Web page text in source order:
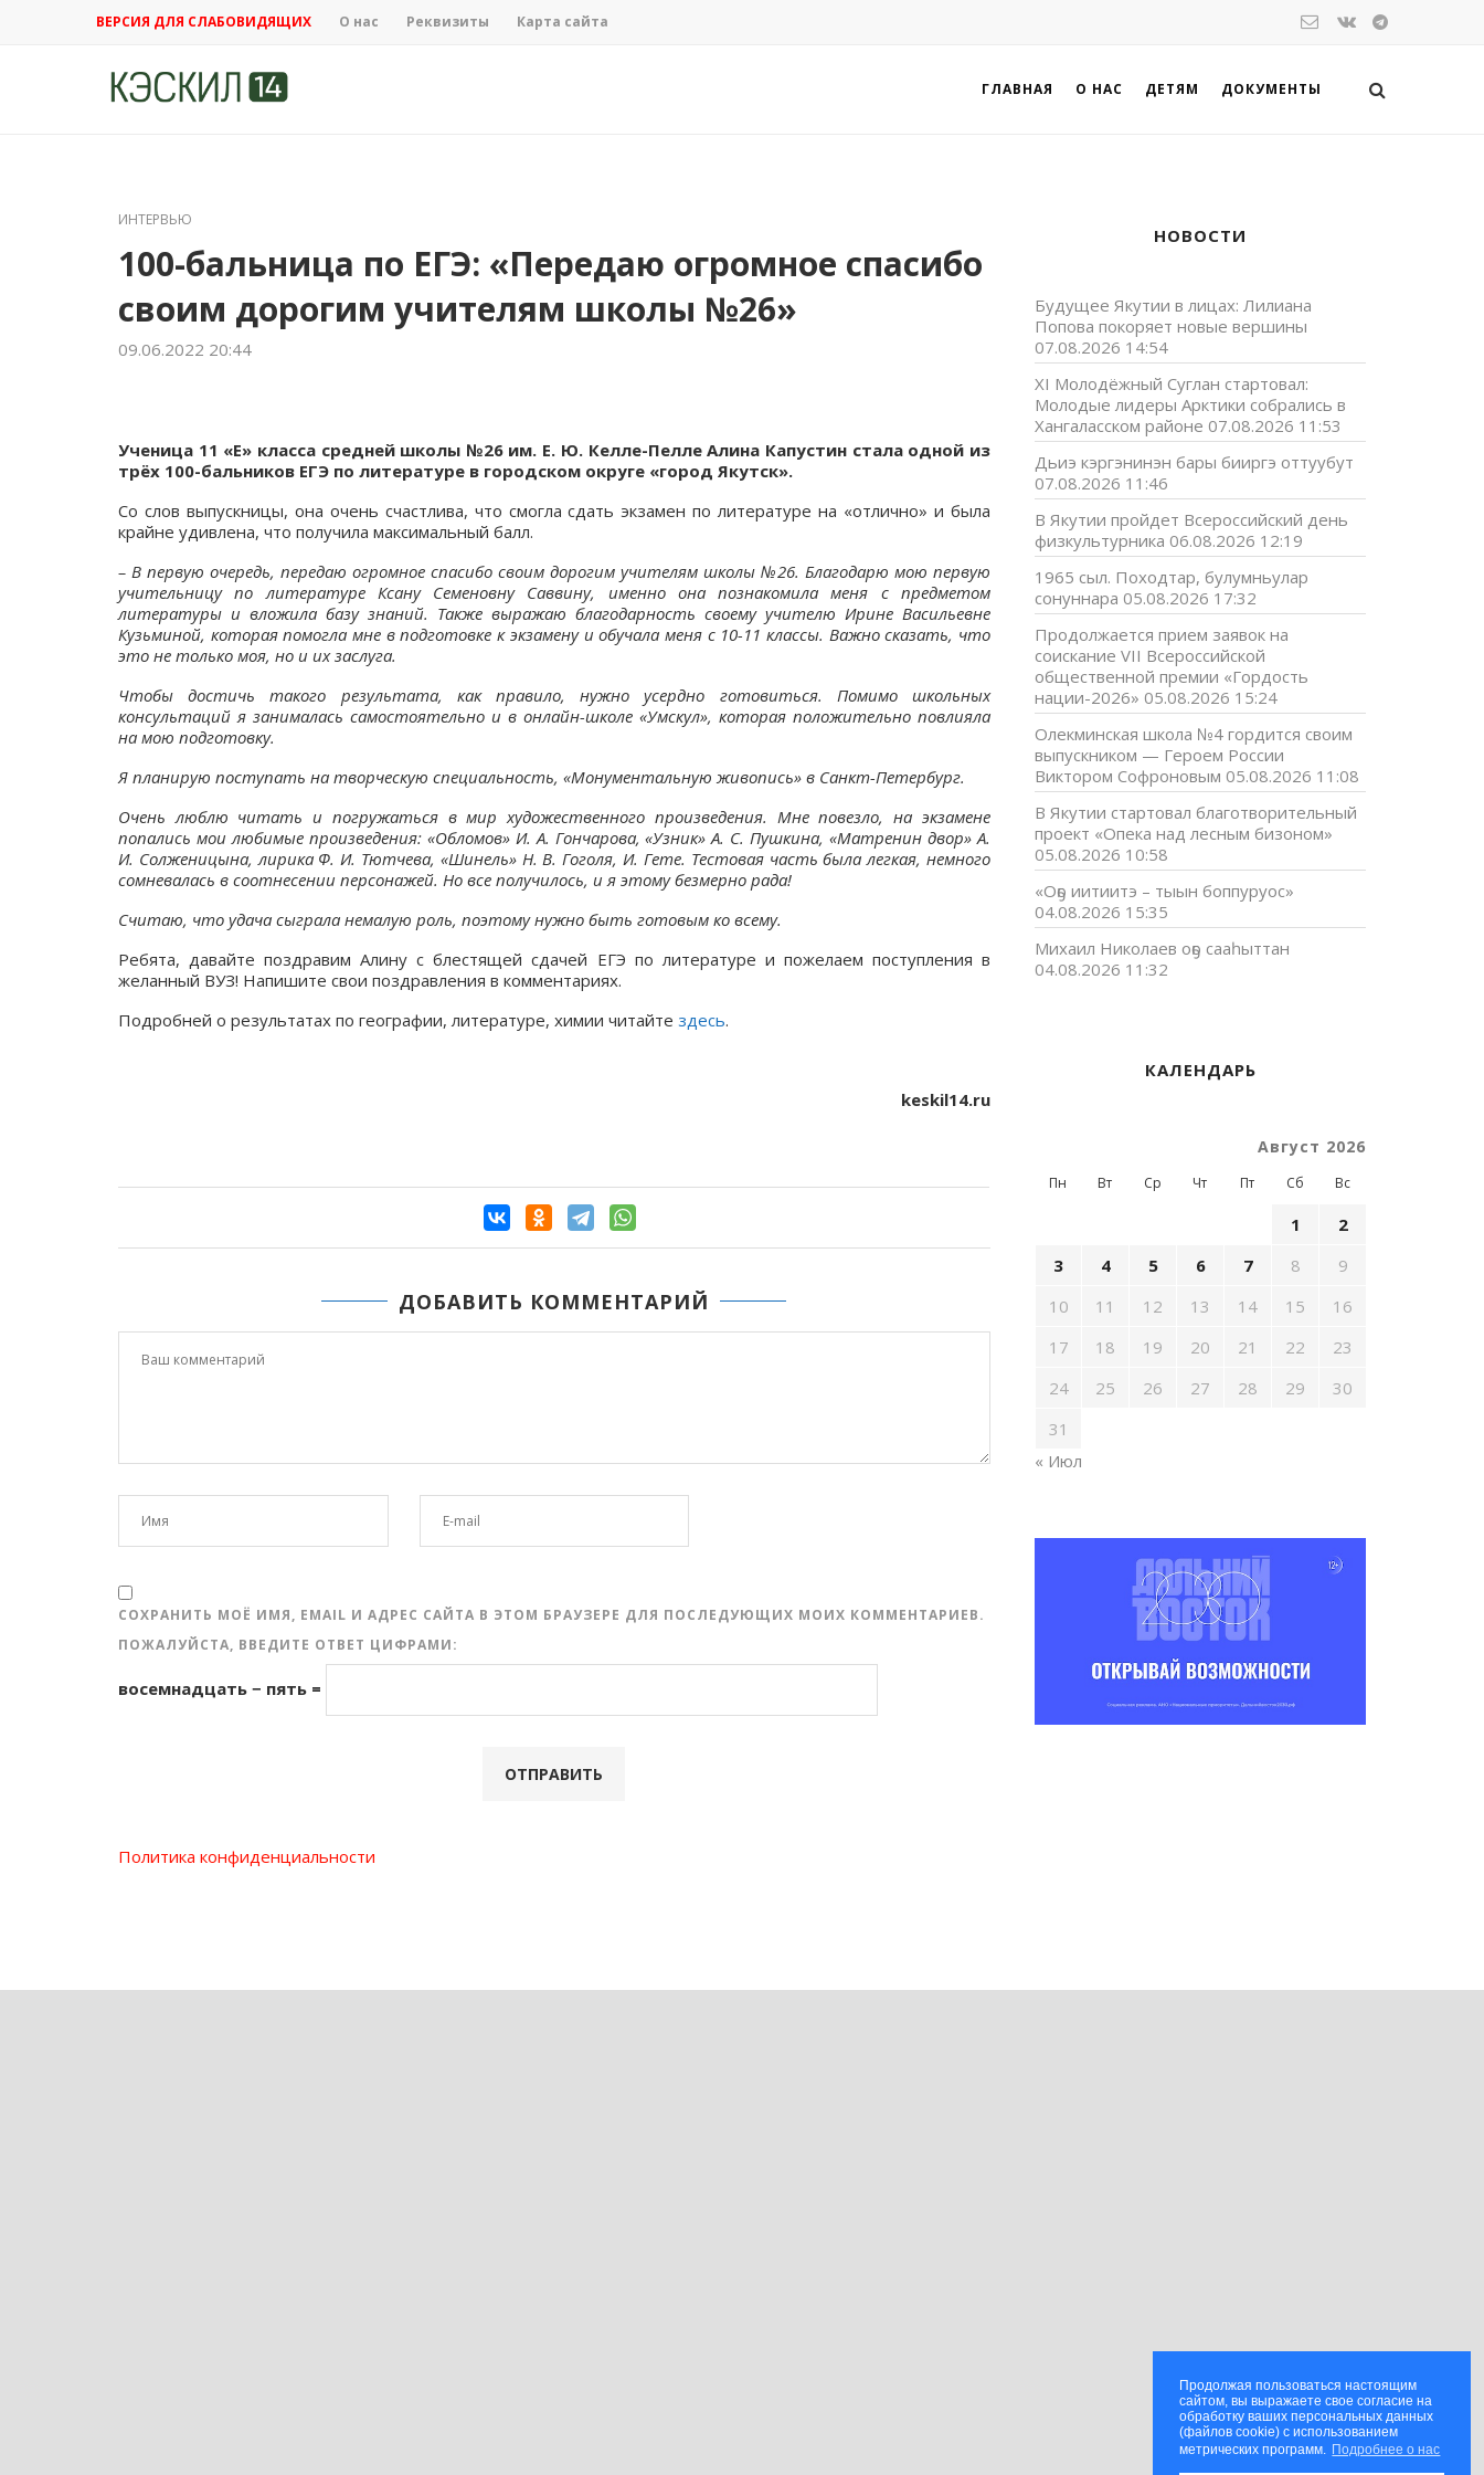
Продолжая пользоваться настоящим
сайтом, вы выражаете свое согласие на
обработку ваших персональных данных
(файлов cookie) с использованием
метрических программ. Подробнее о нас
ВЕРСИЯ ДЛЯ СЛАБОВИДЯЩИХ О нас Реквизиты Карта сайта
ГЛАВНАЯ О НАС ДЕТЯМ ДОКУМЕНТЫ
ИНТЕРВЬЮ
100-бальница по ЕГЭ: «Передаю огромное спасибо
своим дорогим учителям школы №26»
09.06.2022 20:44
Ученица 11 «Е» класса средней школы №26 им. Е. Ю. Келле-Пелле Алина Капустин стала одной из
трёх 100-бальников ЕГЭ по литературе в городском округе «город Якутск».
Со слов выпускницы, она очень счастлива, что смогла сдать экзамен по литературе на «отлично» и была
крайне удивлена, что получила максимальный балл.
– В первую очередь, передаю огромное спасибо своим дорогим учителям школы №26. Благодарю мою первую
учительницупо литературе Ксану Семеновну Саввину, именно она познакомила меня с предметом
литературы и вложила базу знаний. Также выражаю благодарность своему учителю Ирине Васильевне
Кузьминой, котораяпомогла мне вподготовкек экзамену и обучала меня с 10-11 классы. Важно сказать, что
это не только моя, но и их заслуга.
Чтобы достичь такого результата, как правило, нужно усердно готовиться. Помимо школьных
консультаций я занималась самостоятельно и в онлайн-школе «Умскул», которая положительно повлияла
на мою подготовку.
Я планирую поступать на творческую специальность, «Монументальную живопись» в Санкт-Петербург.
Очень люблю читать и погружаться в мир художественного произведения. Мне повезло, на экзамене
попались мои любимые произведения: «Обломов» И. А. Гончарова, «Узник» А. С. Пушкина, «Матренин двор» А.
И. Солженицына, лирика Ф. И. Тютчева, «Шинель» Н. В. Гоголя, И. Гете. Тестовая часть была легкая, немного
сомневалась в соотнесении персонажей. Но все получилось, и я этому безмерно рада!
Считаю, что удача сыграла немалую роль, поэтому нужно быть готовым ко всему.
Ребята, давайте поздравим Алину с блестящей сдачей ЕГЭ по литературе и пожелаем поступления в
желанный ВУЗ! Напишите свои поздравления в комментариях.
Подробней о результатах по географии, литературе, химии читайте здесь.
keskil14.ru
ДОБАВИТЬ КОММЕНТАРИЙ
СОХРАНИТЬ МОЁ ИМЯ, EMAIL И АДРЕС САЙТА В ЭТОМ БРАУЗЕРЕ ДЛЯ ПОСЛЕДУЮЩИХ МОИХ КОММЕНТАРИЕВ.
ПОЖАЛУЙСТА, ВВЕДИТЕ ОТВЕТ ЦИФРАМИ:
восемнадцать − пять =
Политика конфиденциальности
НОВОСТИ
Будущее Якутии в лицах: Лилиана
Попова покоряет новые вершины
07.08.2026 14:54
XI Молодёжный Суглан стартовал:
Молодые лидеры Арктики собрались в
Хангаласском районе 07.08.2026 11:53
Дьиэ кэргэнинэн бары бииргэ оттуубут
07.08.2026 11:46
В Якутии пройдет Всероссийский день
физкультурника 06.08.2026 12:19
1965 сыл. Походтар, булумньулар
сонуннара 05.08.2026 17:32
Продолжается прием заявок на
соискание VII Всероссийской
общественной премии «Гордость
нации-2026» 05.08.2026 15:24
Олекминская школа №4 гордится своим
выпускником — Героем России
Виктором Софроновым 05.08.2026 11:08
В Якутии стартовал благотворительный
проект «Опека над лесным бизоном»
05.08.2026 10:58
«Оҕо иитиитэ – тыын боппуруос»
04.08.2026 15:35
Михаил Николаев оҕо сааһыттан
04.08.2026 11:32
КАЛЕНДАРЬ
Август 2026
Пн Вт Ср Чт Пт Сб Вс
1
2
3
4 5 6 7 8
9
10
11 12 13 14 15
16
17
18 19 20 21 22
23
24
25 26 27 28 29
30
31
« Июл